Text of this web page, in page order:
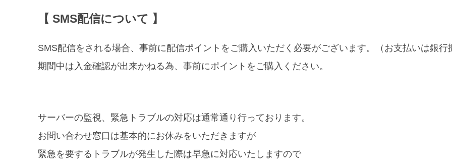
【 SMS配信について 】
SMS配信をされる場合、事前に配信ポイントをご購入いただく必要がございます。（お支払いは銀行
期間中は入金確認が出来かねる為、事前にポイントをご購入ください。
サーバーの監視、緊急トラブルの対応は通常通り行っております。
お問い合わせ窓口は基本的にお休みをいただきますが
緊急を要するトラブルが発生した際は早急に対応いたしますので